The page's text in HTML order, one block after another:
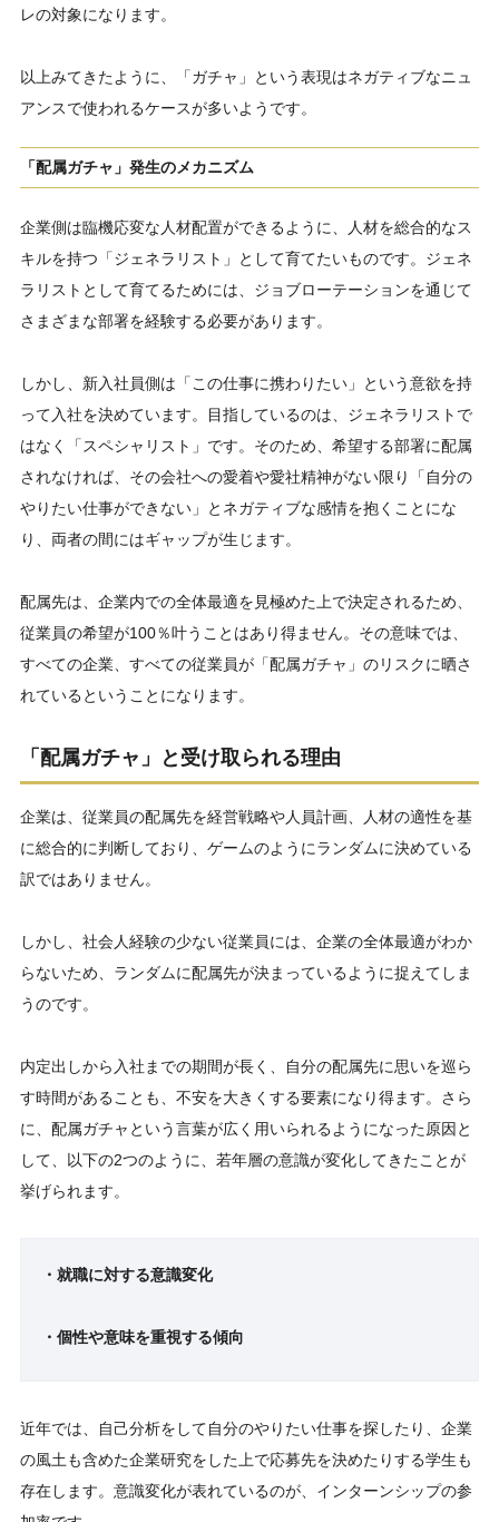
レの対象になります。
以上みてきたように、「ガチャ」という表現はネガティブなニュ
アンスで使われるケースが多いようです。
「配属ガチャ」発生のメカニズム
企業側は臨機応変な人材配置ができるように、人材を総合的なス
キルを持つ「ジェネラリスト」として育てたいものです。ジェネ
ラリストとして育てるためには、ジョブローテーションを通じて
さまざまな部署を経験する必要があります。
しかし、新入社員側は「この仕事に携わりたい」という意欲を持
って入社を決めています。目指しているのは、ジェネラリストで
はなく「スペシャリスト」です。そのため、希望する部署に配属
されなければ、その会社への愛着や愛社精神がない限り「自分の
やりたい仕事ができない」とネガティブな感情を抱くことにな
り、両者の間にはギャップが生じます。
配属先は、企業内での全体最適を見極めた上で決定されるため、
従業員の希望が100％叶うことはあり得ません。その意味では、
すべての企業、すべての従業員が「配属ガチャ」のリスクに晒さ
れているということになります。
「配属ガチャ」と受け取られる理由
企業は、従業員の配属先を経営戦略や人員計画、人材の適性を基
に総合的に判断しており、ゲームのようにランダムに決めている
訳ではありません。
しかし、社会人経験の少ない従業員には、企業の全体最適がわか
らないため、ランダムに配属先が決まっているように捉えてしま
うのです。
内定出しから入社までの期間が長く、自分の配属先に思いを巡ら
す時間があることも、不安を大きくする要素になり得ます。さら
に、配属ガチャという言葉が広く用いられるようになった原因と
して、以下の2つのように、若年層の意識が変化してきたことが
挙げられます。
・就職に対する意識変化
・個性や意味を重視する傾向
近年では、自己分析をして自分のやりたい仕事を探したり、企業
の風土も含めた企業研究をした上で応募先を決めたりする学生も
存在します。意識変化が表れているのが、インターンシップの参